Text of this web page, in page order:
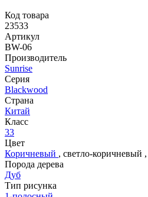
Код товара
23533
Артикул
BW-06
Производитель
Sunrise
Серия
Blackwood
Страна
Китай
Класс
33
Цвет
Коричневый , светло-коричневый ,
Порода дерева
Дуб
Тип рисунка